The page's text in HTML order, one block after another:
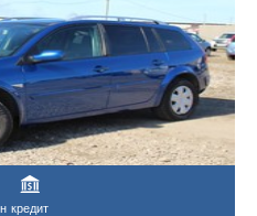
кредит